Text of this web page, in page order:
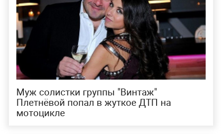
Муж солистки группы "Винтаж"
Плетнёвой попал в жуткое ДТП на
мотоцикле